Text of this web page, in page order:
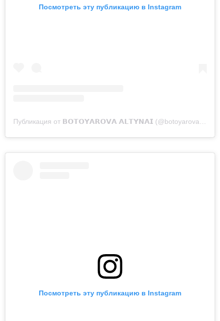
Посмотреть эту публикацию в Instagram
Посмотреть эту публикацию в Instagram